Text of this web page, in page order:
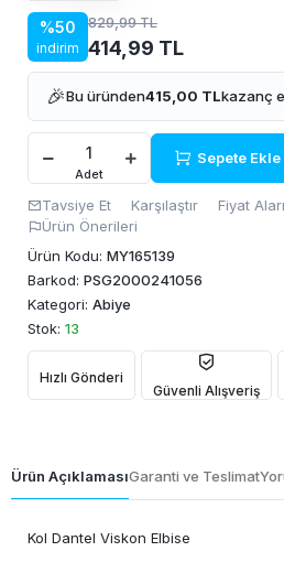
%50
indirim
829,99 TL
414,99 TL
🎉Bu üründen415,00 TLkazanç
Adet
Sepete Ekle
Tavsiye Et Karşılaştır Fiyat
Ürün Önerileri
Ürün Kodu: MY165139
Barkod: PSG2000241056
Kategori: Abiye
Stok: 13
Hızlı Gönderi
Güvenli Alışveriş
Ürün AçıklamasıGaranti ve Teslimat
Kol Dantel Viskon Elbise